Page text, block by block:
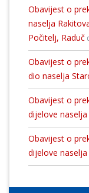
Obavijest o
naselja
Počitelj, Raduč
Obavijest o
dio naselja
Obavijest o
dijelove
Obavijest o
dijelove naselja